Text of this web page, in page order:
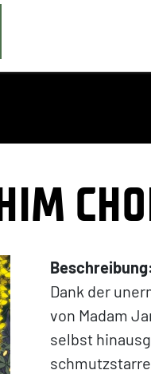
Dank der
von Madam
selbst